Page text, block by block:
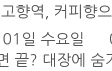
향역, 커피향
일 수요일
끝? 대장에 숨